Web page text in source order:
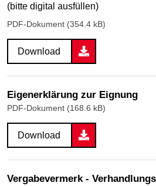
(bitte digital ausfüllen)
PDF-Dokument (354.4 kB)
Download
Eigenerklärung zur Eignung
PDF-Dokument (168.6 kB)
Download
Vergabevermerk -